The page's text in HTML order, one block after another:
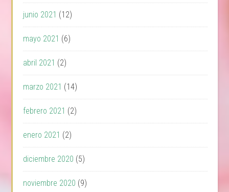
junio 2021 (12)
mayo 2021 (6)
abril 2021 (2)
marzo 2021 (14)
febrero 2021 (2)
enero 2021 (2)
diciembre 2020 (5)
noviembre 2020 (9)